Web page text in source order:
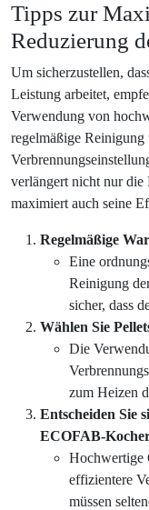
Tipps zur
Reduzierung
Um sicherzustellen,
Leistung arbeitet,
Verwendung von
regelmäßige
verlängert nicht nur die
maximiert auch seine
Regelmäßige
Eine
Reinigung
sicher, dass
Wählen Sie
Die
zum Heizen
Entscheiden Sie
ECOFAB-
Hochwertige
effizientere
müssen